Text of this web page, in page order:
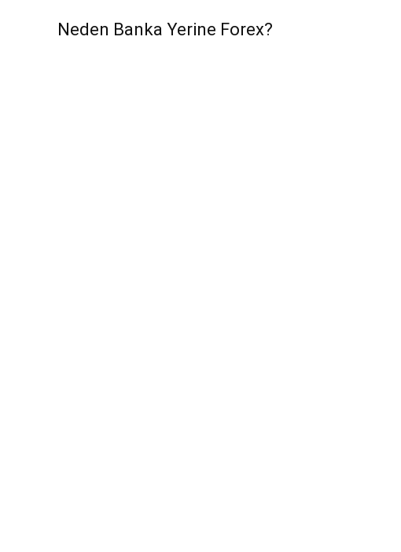
Neden Banka Yerine Forex?